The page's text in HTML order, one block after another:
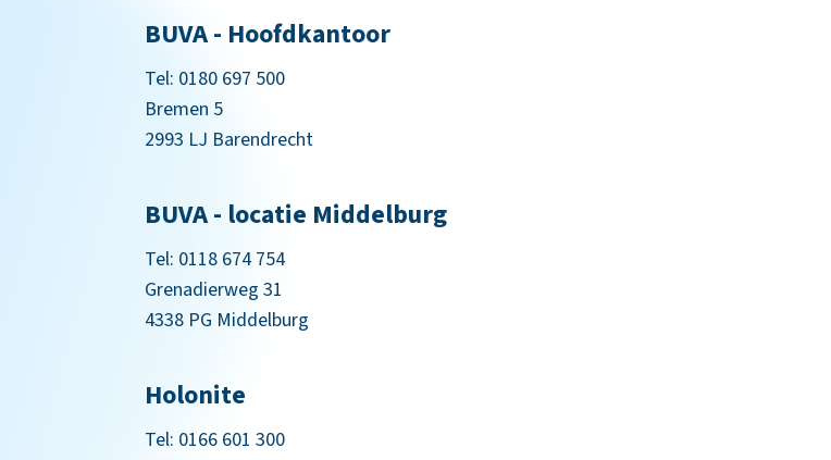
BUVA - Hoofdkantoor
Tel: 0180 697 500
Bremen 5
2993 LJ Barendrecht
BUVA - locatie Middelburg
Tel: 0118 674 754
Grenadierweg 31
4338 PG Middelburg
Holonite
Tel: 0166 601 300